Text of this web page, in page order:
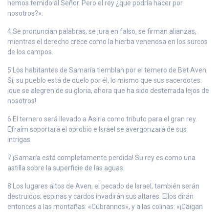
hemos temido al Señor. Pero el rey ¿que podría hacer por
nosotros?».
4 Se pronuncian palabras, se jura en falso, se firman alianzas,
mientras el derecho crece como la hierba venenosa en los surcos
de los campos.
5 Los habitantes de Samaría tiemblan por el ternero de Bet Aven.
Sí, su pueblo está de duelo por él, lo mismo que sus sacerdotes:
¡que se alegren de su gloria, ahora que ha sido desterrada lejos de
nosotros!
6 El ternero será llevado a Asiria como tributo para el gran rey.
Efraím soportará el oprobio e Israel se avergonzará de sus
intrigas.
7 ¡Samaría está completamente perdida! Su rey es como una
astilla sobre la superficie de las aguas.
8 Los lugares altos de Aven, el pecado de Israel, también serán
destruidos; espinas y cardos invadirán sus altares. Ellos dirán
entonces a las montañas: «Cúbrannos», y a las colinas: «¡Caigan